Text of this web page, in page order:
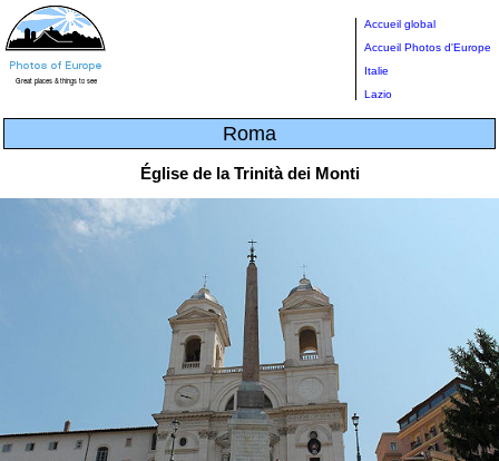
Accueil global
Accueil Photos d'Europe
Italie
Lazio
Roma
Église de la Trinità dei Monti